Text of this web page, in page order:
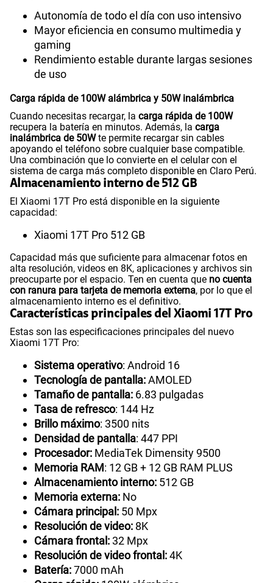
Autonomía de todo el día con uso intensivo
Mayor eficiencia en consumo multimedia y
gaming
Rendimiento estable durante largas sesiones
de uso
Carga rápida de 100W alámbrica y 50W inalámbrica
Cuando necesitas recargar, la carga rápida de 100W
recupera la batería en minutos. Además, la carga
inalámbrica de 50Wte permite recargar sin cables
apoyando el teléfono sobre cualquier base compatible.
Una combinación que lo convierte en el celular con el
sistema de carga más completo disponible en Claro Perú.
Almacenamiento interno de 512 GB
El Xiaomi 17T Pro está disponible en la siguiente
capacidad:
Xiaomi 17T Pro 512 GB
Capacidad más que suficiente para almacenar fotos en
alta resolución, videos en 8K, aplicaciones y archivos sin
preocuparte por el espacio. Ten en cuenta que no cuenta
con ranura para tarjeta de memoria externa, por lo que el
almacenamiento interno es el definitivo.
Características principales del Xiaomi 17T Pro
Estas son las especificaciones principales del nuevo
Xiaomi 17T Pro:
Sistema operativo: Android 16
Tecnología de pantalla:AMOLED
Tamaño de pantalla: 6.83 pulgadas
Tasa de refresco: 144 Hz
Brillo máximo: 3500 nits
Densidad de pantalla: 447 PPI
Procesador: MediaTek Dimensity 9500
Memoria RAM: 12 GB + 12 GB RAM PLUS
Almacenamiento interno: 512 GB
Memoria externa: No
Cámara principal: 50 Mpx
Resolución de video: 8K
Cámara frontal: 32 Mpx
Resolución de video frontal:4K
Batería:7000 mAh